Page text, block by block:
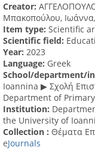
Creator:
Μπακοπούλου,
Item type: Scientific
Scientific field:
Υear: 2023
Language: Greek
School/department/
Ioannina ▶ Σχολή
Department of
Institution:
the University of
Collection : Θέματα
eJournals